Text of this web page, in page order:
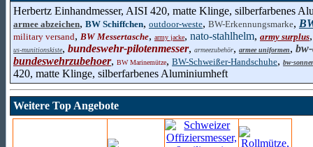
Herbertz Einhandmesser, AISI 420, matte Klinge, silberfarbenes
armee abzeichen, BW Schiffchen, outdoor-weste, BW-Erkennungsmarke,
military versand, BW Messertasche, army jacke, nato-stahlhelm, army surplus
us-munitionskiste, bundeswehr-pilotenmesser, armeezubehör, armee uniformen,
bundeswehrzubehoer, BW Marinemütze, BW-Schweißer-Handschuhe, bw-
420, matte Klinge, silberfarbenes Aluminiumheft
Weitere Top Angebote